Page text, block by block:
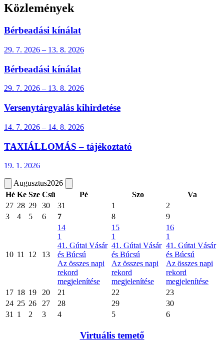
Közlemények
Bérbeadási kínálat
29. 7. 2026 – 13. 8. 2026
Bérbeadási kínálat
29. 7. 2026 – 13. 8. 2026
Versenytárgyalás kihirdetése
14. 7. 2026 – 14. 8. 2026
TAXIÁLLOMÁS – tájékoztató
19. 1. 2026
Augusztus2026
Hé Ke Sze Csü Pé Szo
Va
27 28 29 30 31 1
2
3
4 5 6 7 8 9
10 11 12 13
14
1
41. Gútai Vásár
és Búcsú
Az összes napi
rekord
megjelenítése
15
1
41. Gútai Vásár
és Búcsú
Az összes napi
rekord
megjelenítése
16
1
41. Gútai Vásár
és Búcsú
Az összes napi
rekord
megjelenítése
17 18 19 20 21 22
23
24 25 26 27 28 29
30
31
1 2 3 4 5 6
Virtuális temető